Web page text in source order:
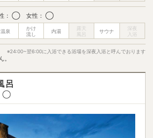
✕
綿棒
◯
✕
フェイスタオル
✕
飲み物サービス
： ◯ 女性： ◯
※24:00~翌6:00に入浴できる浴場を深夜入浴と呼んでおります
呂
◯